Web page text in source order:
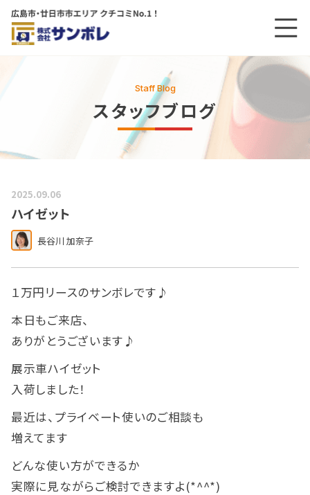
メニ
Staff Blog
スタッフブログ
2025.09.06
ハイゼット
長谷川 加奈子
１万円リースのサンボレです♪
本日もご来店、
ありがとうございます♪
展示車ハイゼット
入荷しました！
最近は、プライベート使いのご相談も
増えてます
どんな使い方ができるか
実際に見ながらご検討できますよ(*^^*)